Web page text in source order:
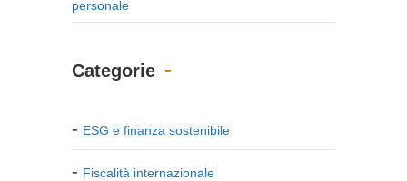
personale
Categorie
ESG e finanza sostenibile
Fiscalità internazionale